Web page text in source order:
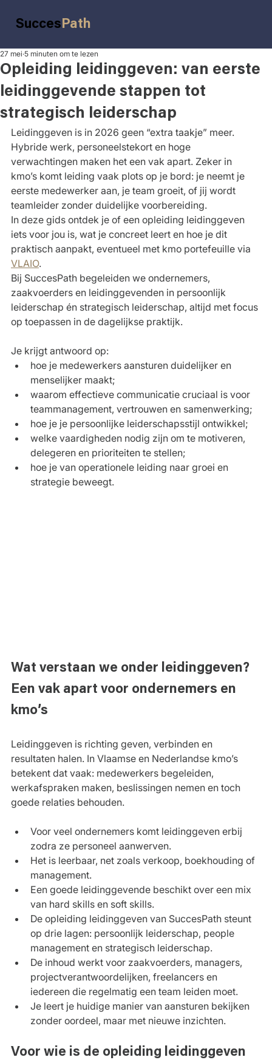
SuccesPath
Opleiding leidinggeven: van eerste
leidinggevende stappen tot
strategisch leiderschap
27 mei 5 minuten om te lezen
Leidinggeven is in 2026 geen “extra taakje” meer.
Hybride werk, personeelstekort en hoge
verwachtingen maken het een vak apart. Zeker in
kmo’s komt leiding vaak plots op je bord: je neemt je
eerste medewerker aan, je team groeit, of jij wordt
teamleider zonder duidelijke voorbereiding.
In deze gids ontdek je of een opleiding leidinggeven
iets voor jou is, wat je concreet leert en hoe je dit
praktisch aanpakt, eventueel met kmo portefeuille via
VLAIO.
Bij SuccesPath begeleiden we ondernemers,
zaakvoerders en leidinggevenden in persoonlijk
leiderschap én strategisch leiderschap, altijd met focus
op toepassen in de dagelijkse praktijk.
Je krijgt antwoord op:
hoe je medewerkers aansturen duidelijker en
menselijker maakt;
waarom effectieve communicatie cruciaal is voor
teammanagement, vertrouwen en samenwerking;
hoe je je persoonlijke leiderschapsstijl ontwikkel;
welke vaardigheden nodig zijn om te motiveren,
delegeren en prioriteiten te stellen;
hoe je van operationele leiding naar groei en
strategie beweegt.
Wat verstaan we onder leidinggeven?
Een vak apart voor ondernemers en
kmo’s
Leidinggeven is richting geven, verbinden en
resultaten halen. In Vlaamse en Nederlandse kmo’s
betekent dat vaak: medewerkers begeleiden,
werkafspraken maken, beslissingen nemen en toch
goede relaties behouden.
Voor veel ondernemers komt leidinggeven erbij
zodra ze personeel aanwerven.
Het is leerbaar, net zoals verkoop, boekhouding of
management.
Een goede leidinggevende beschikt over een mix
van hard skills en soft skills.
De opleiding leidinggeven van SuccesPath steunt
op drie lagen: persoonlijk leiderschap, people
management en strategisch leiderschap.
De inhoud werkt voor zaakvoerders, managers,
projectverantwoordelijken, freelancers en
iedereen die regelmatig een team leiden moet.
Je leert je huidige manier van aansturen bekijken
zonder oordeel, maar met nieuwe inzichten.
Voor wie is de opleiding leidinggeven